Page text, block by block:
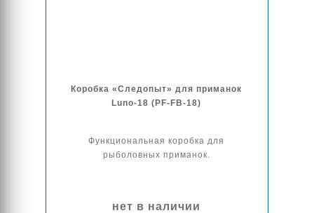
Коробка «Следопыт» для приманок
Luno-18 (PF-FB-18)
Функциональная коробка для
рыболовных приманок.
нет в наличии